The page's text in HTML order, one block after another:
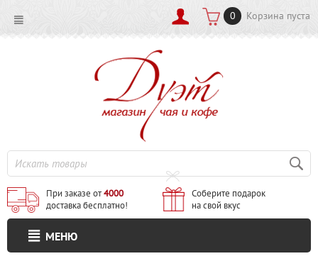
0 Корзина пуста
При заказе от4000
доставка бесплатно!
Соберите подарок
на свой вкус
МЕНЮ